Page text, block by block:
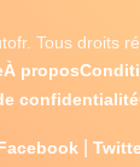
Tous droits
À propos
confidentialité